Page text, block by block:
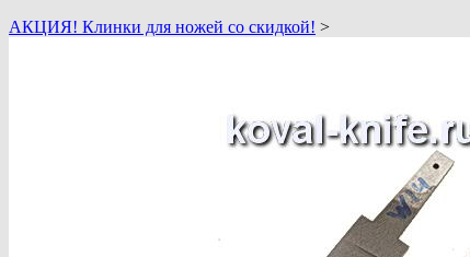
АКЦИЯ! Клинки для ножей со скидкой! >